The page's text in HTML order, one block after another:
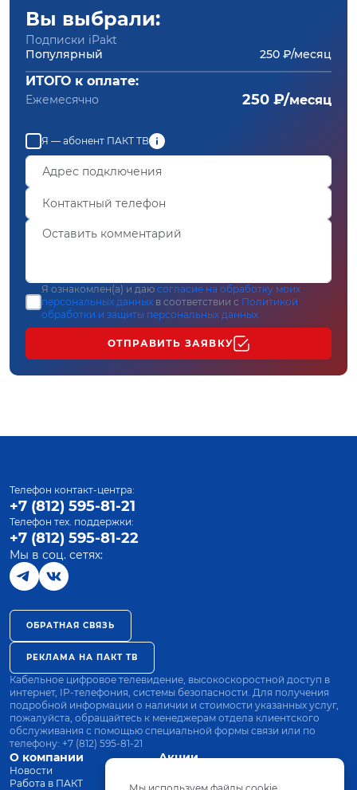
Вы выбрали:
Подписки iPakt
Популярный
250 ₽/месяц
ИТОГО к оплате:
Ежемесячно 250 ₽/месяц
Я — абонент ПАКТ ТВ
Я ознакомлен(а) и даю согласие на обработку моих
персональных данных в соответствии с Политикой
обработки и защиты персональных данных
ОТПРАВИТЬ ЗАЯВКУ
О компании
Новости
Работа в ПАКТ
Акции
Оплата
Телефон контакт-центра:
+7 (812) 595-81-21
Телефон тех. поддержки:
+7 (812) 595-81-22
Мы в соц. сетях:
ОБРАТНАЯ СВЯЗЬ
РЕКЛАМА НА ПАКТ ТВ
Кабельное цифровое телевидение, высокоскоростной доступ в
интернет, IP-телефония, системы безопасности. Для получения
подробной информации о наличии и стоимости указанных услуг,
пожалуйста, обращайтесь к менеджерам отдела клиентского
обслуживания с помощью специальной формы связи или по
телефону: +7 (812) 595-81-21